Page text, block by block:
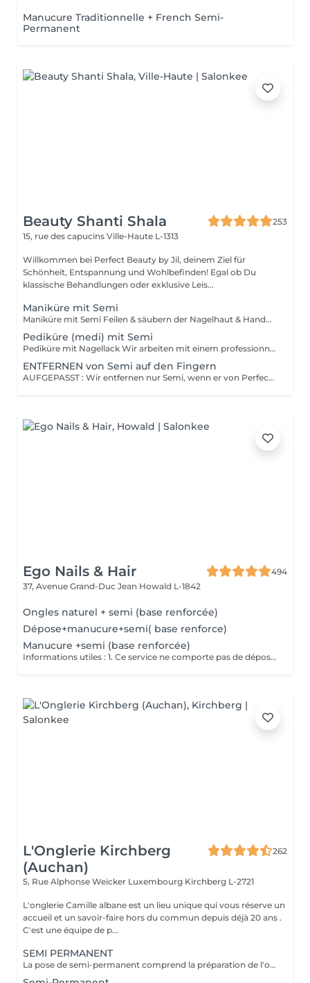
Manucure Traditionnelle + French Semi-
Permanent
Beauty Shanti Shala
253
15, rue des capucins Ville-Haute L-1313
Willkommen bei Perfect Beauty by Jil, deinem Ziel für
Schönheit, Entspannung und Wohlbefinden! Egal ob Du
klassische Behandlungen oder exklusive Leis...
Maniküre mit Semi
Maniküre mit Semi Feilen & säubern der Nagelhaut & Handmassage Nagellack = ganz normaler Lack, den man selber mit Nagellackentferner abwischen kann. Hält 2-4 Tage auf Fingernägeln, 1 Monat auf Fussnägeln und muss bis zu 30min trocknen. Semi = wird unter einer LEDlampe getrocknet und sollte bei uns wieder entfernt werden (ist im Preis inbegriffen) . Hält 3 Wochen auf Fingernägeln, 4-5 Wochen auf Fussnägeln und ist direkt trocken. Kann die Nägel jedoch schädigen wenn es oft und ohne Pause gemacht wird.
Pediküre (medi) mit Semi
Pediküre mit Nagellack Wir arbeiten mit einem professionnellen Apparat der Marke RUCK, Fussbad, schneiden & feilen der Nägel, säubern der Nagelhaut, polieren der Nägel, entfernen von Hühneraugen, Hornhaut & von eingewachsenen Nägeln und Fussmassage Nagellack = ganz normaler Lack, den man selber mit Nagellackentferner abwischen kann. Hält 2-4 Tage auf Fingernägeln, 1 Monat auf Fussnägeln und muss bis zu 30min trocknen. Semi = wird unter einer LEDlampe getrocknet und sollte bei uns wieder entfernt werden (ist im Preis inbegriffen) . Hält 3 Wochen auf Fingernägeln, 4-5 Wochen auf Fussnägeln und ist direkt trocken. Kann die Nägel jedoch schädigen wenn es oft und ohne Pause gemacht wird.
ENTFERNEN von Semi auf den Fingern
AUFGEPASST : Wir entfernen nur Semi, wenn er von Perfect Beauty aufgetragen wurde und dies wird auch nicht berechnet, sondern ist im Preis vom Semi einbegriffen. Die Kunden die einen Termin buchen ohne die Politur bei uns haben lassen, werden wir leider ablehnen und der Termin wird verrechent weil Sie die Terminplan blockieren. Danke für dein Verständnis
Ego Nails & Hair
494
37, Avenue Grand-Duc Jean Howald L-1842
Ongles naturel + semi (base renforcée)
Dépose+manucure+semi( base renforce)
Manucure +semi (base renforcée)
Informations utiles : 1. Ce service ne comporte pas de dépose vos ongles doivent être nu pour ce service si vos ongles nécessite une dépose veuillez choisir la dépose adéquate merci. 2. Ce service ne comporte pas de French ni de Nails si vous en souhaitez il vous suffit de vous rendre dans la rubrique Nails art pour en ajouter merci. Description de la prestation : - Traitement des cuticules - limage des ongles - pose d'un Semi Permanent (1 couleur )
L'Onglerie Kirchberg
(Auchan)
262
5, Rue Alphonse Weicker Luxembourg Kirchberg L-2721
L'onglerie Camille albane est un lieu unique qui vous réserve un
accueil et un savoir-faire hors du commun depuis déjà 20 ans .
C'est une équipe de p...
SEMI PERMANENT
La pose de semi-permanent comprend la préparation de l'ongle, la mise en forme, le soin des cuticules et l'application de la couleur choisie. Grâce à sa tenue longue durée, le semi-permanent offre une brillance parfaite et une tenue de 2 à 3 semaines, sans ecaillement, pour des ongles impeccables au quotidien.